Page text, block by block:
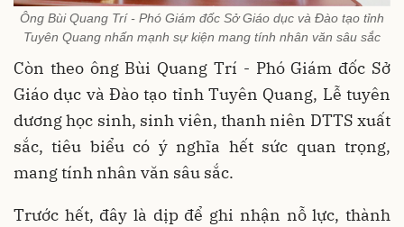
Ông Bùi Quang Trí - Phó Giám đốc Sở Giáo dục và Đào tạo tỉnh
Tuyên Quang nhấn mạnh sự kiện mang tính nhân văn sâu sắc
Còn theo ông Bùi Quang Trí - Phó Giám đốc Sở
Giáo dục và Đào tạo tỉnh Tuyên Quang, Lễ tuyên
dương học sinh, sinh viên, thanh niên DTTS xuất
sắc, tiêu biểu có ý nghĩa hết sức quan trọng,
mang tính nhân văn sâu sắc.
Trước hết, đây là dịp để ghi nhận nỗ lực, thành